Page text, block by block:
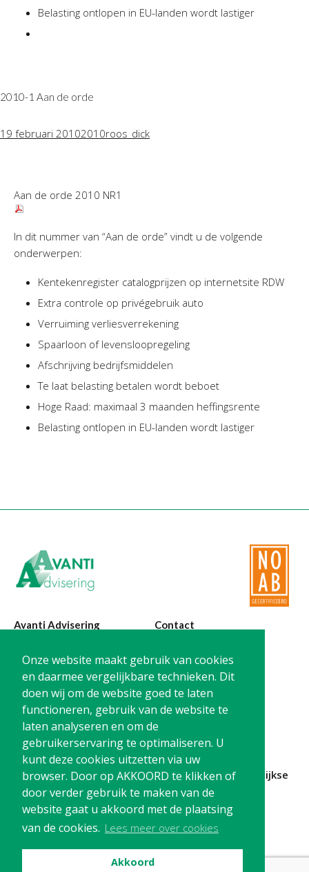
Onze website maakt gebruik van cookies
en daarmee vergelijkbare technieken. Dit
doen wij om de website goed te laten
functioneren, gebruik van de website te
laten analyseren en om de
gebruikerservaring te optimaliseren. U
kunt deze cookies uitzetten via uw
browser. Door op AKKOORD te klikken of
door verder gebruik te maken van de
website gaat u akkoord met de plaatsing
van de cookies. Lees meer over cookies
Akkoord
Belasting ontlopen in EU-landen wordt lastiger
2010-1 Aan de orde
19 februari 20102010roos_dick
Aan de orde 2010 NR1
In dit nummer van “Aan de orde” vindt u de volgende
onderwerpen:
Kentekenregister catalogprijzen op internetsite RDW
Extra controle op privégebruik auto
Verruiming verliesverrekening
Spaarloon of levensloopregeling
Afschrijving bedrijfsmiddelen
Te laat belasting betalen wordt beboet
Hoge Raad: maximaal 3 maanden heffingsrente
Belasting ontlopen in EU-landen wordt lastiger
Avanti Advisering
Poelstraat 4
1441 RR Purmerend
Contact
T: 0299-420870
@:
info@avanti-
advisering.nl
BTW: NL861212733B01
Blijf op de hoogte en schrijf je in voor onze maandelijkse
nieuwsbrief
Schrijf me in!